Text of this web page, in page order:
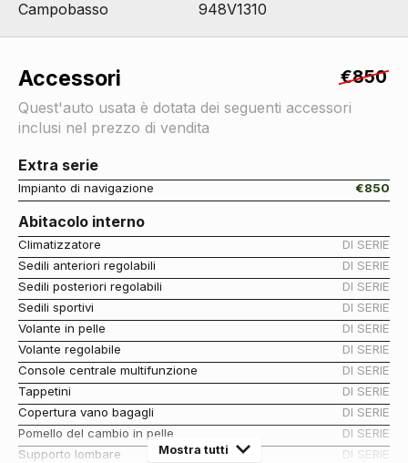
Campobasso 948V1310
Accessori €850
Quest'auto usata è dotata dei seguenti accessori
inclusi nel prezzo di vendita
Extra serie
Impianto di navigazione €850
Abitacolo interno
Climatizzatore
DI SERIE
Sedili anteriori regolabili
DI SERIE
Sedili posteriori regolabili
DI SERIE
Sedili sportivi
DI SERIE
Volante in pelle
DI SERIE
Volante regolabile
DI SERIE
Console centrale multifunzione
DI SERIE
Tappetini
DI SERIE
Copertura vano bagagli
DI SERIE
Pomello del cambio in pelle
DI SERIE
Supporto lombare
DI SERIE
Mostra tutti